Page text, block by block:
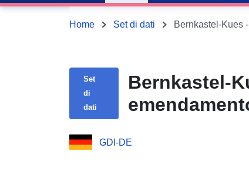
Home Set di dati
Set
di
dati
Bernkastel-
GDI-DE